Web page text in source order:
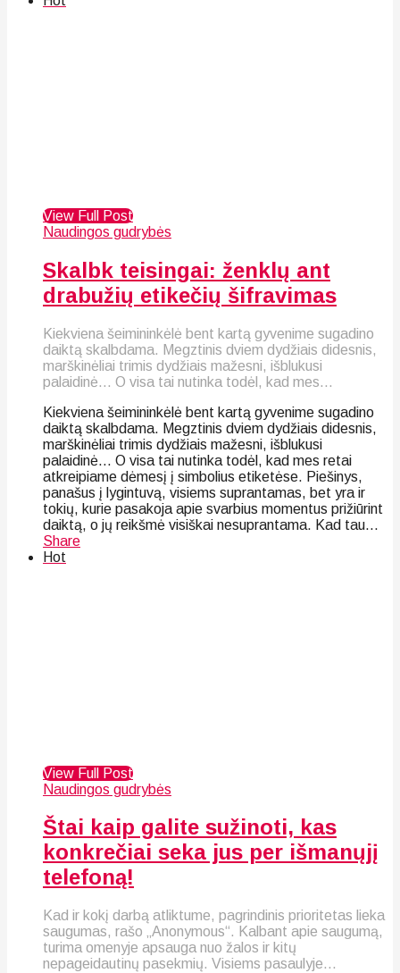
View Full Post
Naudingos gudrybės
Skalbk teisingai: ženklų ant
drabužių etikečių šifravimas
Kiekviena šeimininkėlė bent kartą gyvenime sugadino
daiktą skalbdama. Megztinis dviem dydžiais didesnis,
marškinėliai trimis dydžiais mažesni, išblukusi
palaidinė… O visa tai nutinka todėl, kad mes...
Kiekviena šeimininkėlė bent kartą gyvenime sugadino
daiktą skalbdama. Megztinis dviem dydžiais didesnis,
marškinėliai trimis dydžiais mažesni, išblukusi
palaidinė… O visa tai nutinka todėl, kad mes retai
atkreipiame dėmesį į simbolius etiketėse. Piešinys,
panašus į lygintuvą, visiems suprantamas, bet yra ir
tokių, kurie pasakoja apie svarbius momentus prižiūrint
daiktą, o jų reikšmė visiškai nesuprantama. Kad tau...
Share
Hot
View Full Post
Naudingos gudrybės
Štai kaip galite sužinoti, kas
konkrečiai seka jus per išmanųjį
telefoną!
Kad ir kokį darbą atliktume, pagrindinis prioritetas lieka
saugumas, rašo „Anonymous“. Kalbant apie saugumą,
turima omenyje apsauga nuo žalos ir kitų
nepageidautinų pasekmių. Visiems pasaulyje...